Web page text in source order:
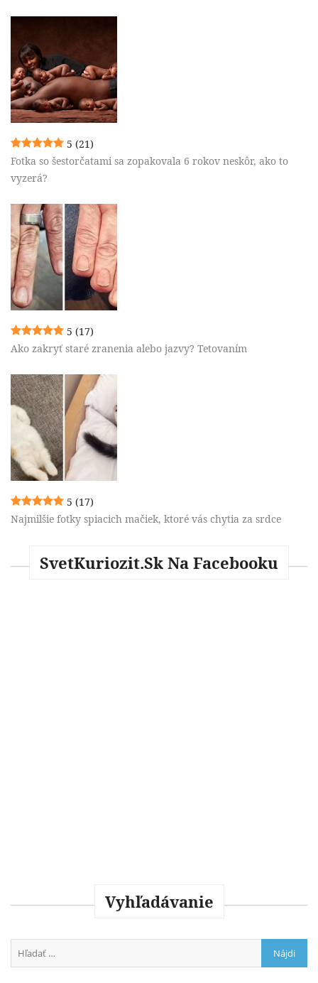
5 (21)
Fotka so šestorčatami sa zopakovala 6 rokov neskôr, ako to
vyzerá?
5 (17)
Ako zakryť staré zranenia alebo jazvy? Tetovaním
5 (17)
Najmilšie fotky spiacich mačiek, ktoré vás chytia za srdce
SvetKuriozit.sk Na Facebooku
Vyhľadávanie